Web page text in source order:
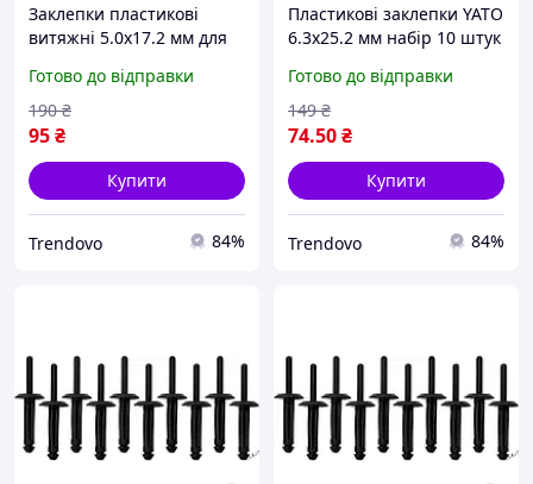
Заклепки пластикові
витяжні 5.0x17.2 мм для
покриттів 10 шт YATO YT-
35982
Готово до відправки
95₴
190 ₴
Купити
Trendovo 84%
Пластикові заклепки YATO
6.3x25.2 мм набір 10 штук
Nylon [250]
Готово до відправки
74.50₴
149 ₴
Купити
Trendovo 84%